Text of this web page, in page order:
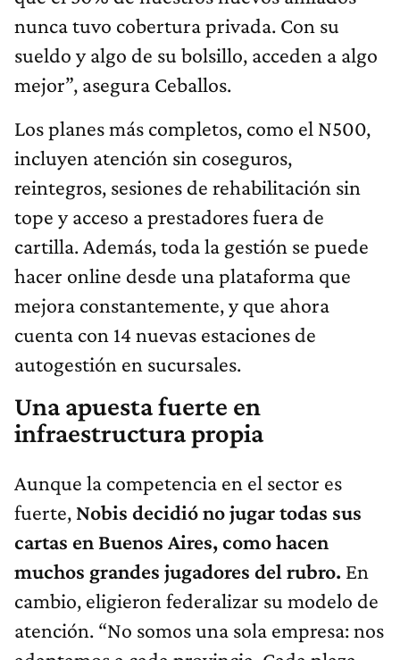
nunca tuvo cobertura privada. Con su
sueldo y algo de su bolsillo, acceden a algo
mejor”, asegura Ceballos.
Los planes más completos, como el N500,
incluyen atención sin coseguros,
reintegros, sesiones de rehabilitación sin
tope y acceso a prestadores fuera de
cartilla. Además, toda la gestión se puede
hacer online desde una plataforma que
mejora constantemente, y que ahora
cuenta con 14 nuevas estaciones de
autogestión en sucursales.
Una apuesta fuerte en
infraestructura propia
Aunque la competencia en el sector es
fuerte, Nobis decidió no jugar todas sus
cartas en Buenos Aires, como hacen
muchos grandes jugadores del rubro. En
cambio, eligieron federalizar su modelo de
atención. “No somos una sola empresa: nos